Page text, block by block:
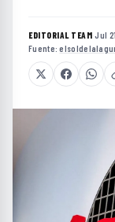
EDITORIAL TEAM·Jul
Fuente: